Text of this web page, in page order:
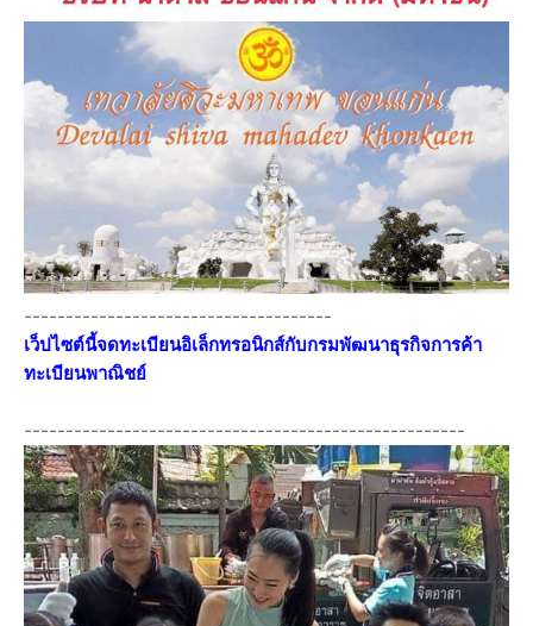
-------------------------------------
เว็ปไซต์นี้จดทะเบียนอิเล็กทรอนิกส์กับกรมพัฒนาธุรกิจการค้า
ทะเบียนพาณิชย์
-----------------------------------------------------